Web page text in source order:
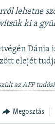
lehetne
ki a
Dánia
elejét
az AFP
Megosztás